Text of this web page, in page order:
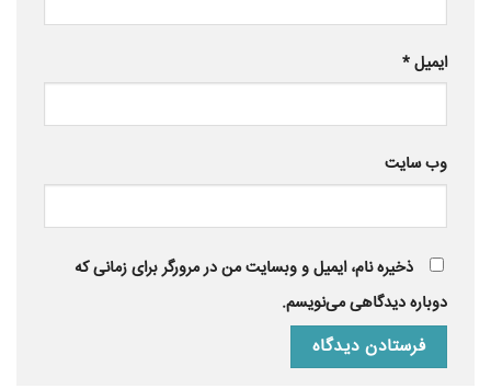
ایمیل*
وب‌ سایت
ذخیره نام، ایمیل و وبسایت من در مرورگر برای زمانی که
دوباره دیدگاهی می‌نویسم.